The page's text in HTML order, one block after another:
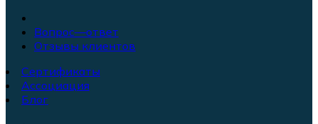
Вопрос—ответ
Отзывы клиентов
Сертификаты
Ассоциация
Блог